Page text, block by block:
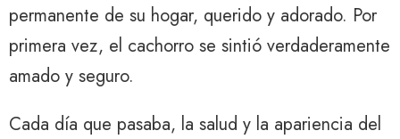
permanente de su hogar, querido y adorado. Por
primera vez, el cachorro se sintió verdaderamente
amado y seguro.
Cada día que pasaba, la salud y la apariencia del